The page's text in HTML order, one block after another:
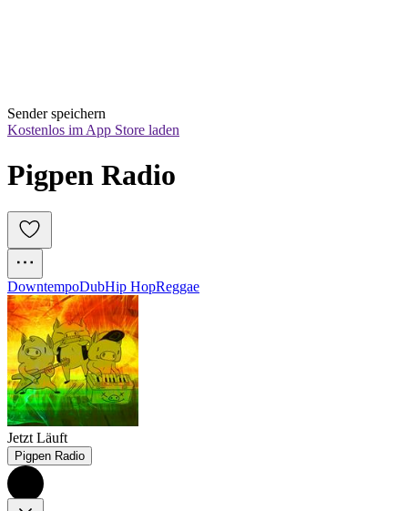
Sender speichern
Kostenlos im App Store laden
Pigpen Radio
DowntempoDubHip HopReggae
Jetzt Läuft
Pigpen Radio